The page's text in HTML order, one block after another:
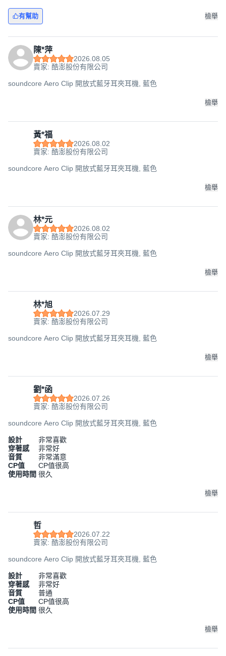
有幫助 檢舉
陳*萍
2026.08.05
賣家: 酷澎股份有限公司
soundcore Aero Clip 開放式藍牙耳夾耳機, 藍色
檢舉
黃*福
2026.08.02
賣家: 酷澎股份有限公司
soundcore Aero Clip 開放式藍牙耳夾耳機, 藍色
檢舉
林*元
2026.08.02
賣家: 酷澎股份有限公司
soundcore Aero Clip 開放式藍牙耳夾耳機, 藍色
檢舉
林*旭
2026.07.29
賣家: 酷澎股份有限公司
soundcore Aero Clip 開放式藍牙耳夾耳機, 藍色
檢舉
劉*函
2026.07.26
賣家: 酷澎股份有限公司
soundcore Aero Clip 開放式藍牙耳夾耳機, 藍色
設計
非常喜歡
穿著感
非常好
音質
非常滿意
CP值
CP值很高
使用時間 很久
檢舉
哲
2026.07.22
賣家: 酷澎股份有限公司
soundcore Aero Clip 開放式藍牙耳夾耳機, 藍色
設計
非常喜歡
穿著感
非常好
音質
普通
CP值
CP值很高
使用時間 很久
檢舉